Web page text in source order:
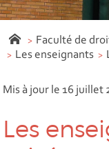
Faculté de
Les enseignants
Mis à jour le 16 juillet
Les